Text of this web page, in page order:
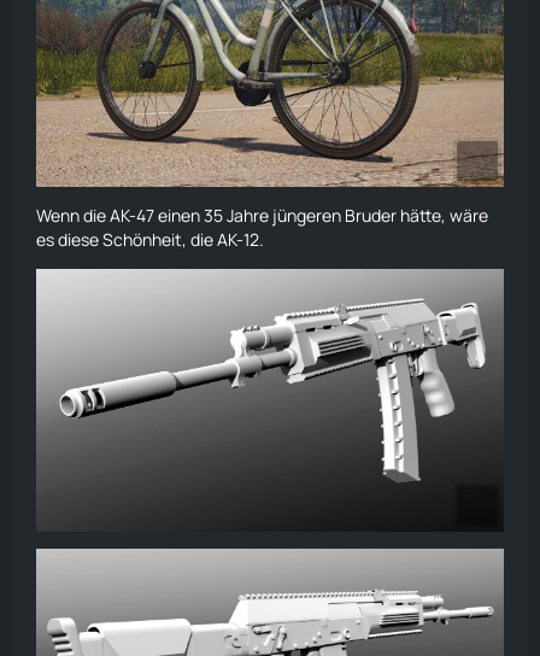
Wenn die AK-47 einen 35 Jahre jüngeren Bruder hätte, wäre
es diese Schönheit, die AK-12.